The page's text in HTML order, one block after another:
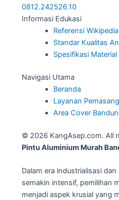
0812.242526.10
Informasi Edukasi
Referensi
Standar Kualitas
Spesifikasi Material
Navigasi Utama
Beranda
Layanan
Area Cover
© 2026 KangAsep.com. All
Pintu Aluminium Murah
Dalam era industrialisasi
semakin intensif, pemilihan
menjadi aspek krusial yang